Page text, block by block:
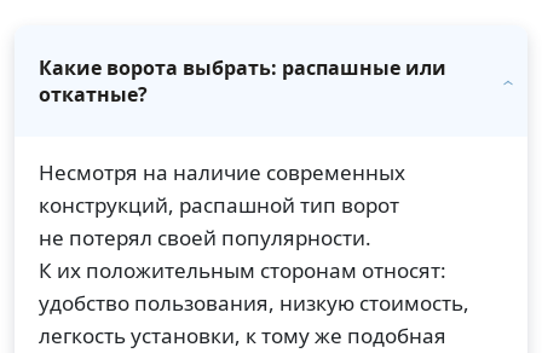
Какие ворота выбрать: распашные или
откатные?
Несмотря на наличие современных
конструкций, распашной тип ворот
не потерял своей популярности.
К их положительным сторонам относят:
удобство пользования, низкую стоимость,
легкость установки, к тому же подобная